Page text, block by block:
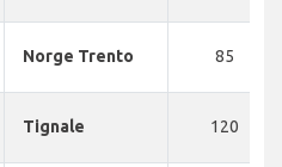
Norge Trento 85
Tignale 120